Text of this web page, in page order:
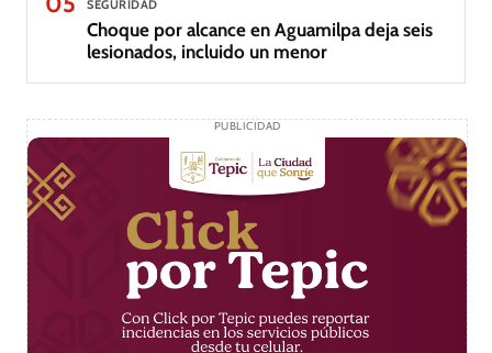
SEGURIDAD
Choque por alcance en Aguamilpa deja seis
lesionados, incluido un menor
PUBLICIDAD